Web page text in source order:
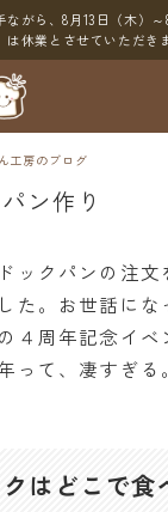
ながら、8月13日（木）～
は休業とさせていただき
工房のブログ
ン作り
ックパンの注
た。お世話に
４周年記念イ
って、凄すぎる
はどこで食